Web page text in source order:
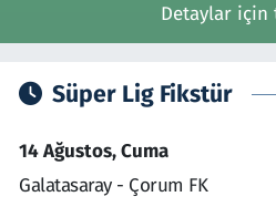
Detaylar için
Süper Lig Fikstür
14 Ağustos, Cuma
Galatasaray - Çorum FK